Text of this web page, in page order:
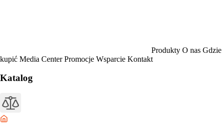
Produkty O nas Gdzie
kupić Media CenterPromocje Wsparcie Kontakt
Katalog